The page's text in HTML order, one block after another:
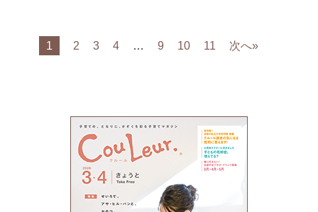
1 2 3 4 … 9 10 11 次へ»